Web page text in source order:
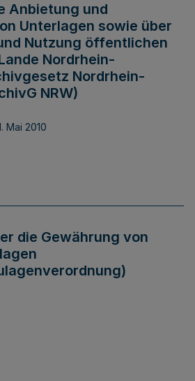
Anbietung und
Unterlagen sowie über
Nutzung öffentlichen
Nordrhein-
Nordrhein-
NRW)
Mai 2010
die Gewährung von